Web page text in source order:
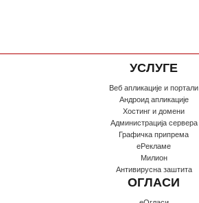
УСЛУГЕ
Веб апликације и портали
Андроид апликације
Хостинг и домени
Администрација сервера
Графичка припрема
еРекламе
Милион
Антивирусна заштита
ОГЛАСИ